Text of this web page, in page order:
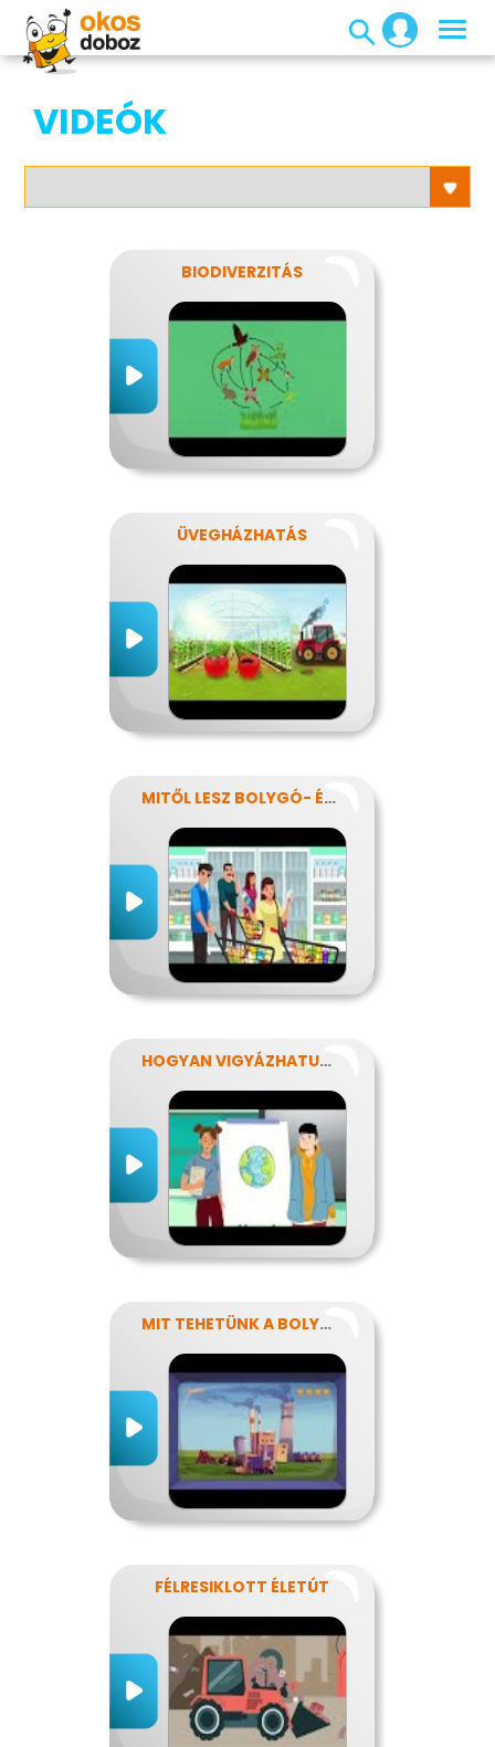
VIDEÓK
BIODIVERZITÁS
ÜVEGHÁZHATÁS
MITŐL LESZ BOLYGÓ- ÉS EGÉSZSÉGTUDATOS IS AZ ÉTRENDEM?
HOGYAN VIGYÁZHATUNK A FÖLDRE?
MIT TEHETÜNK A BOLYGÓNKÉRT?
FÉLRESIKLOTT ÉLETÚT